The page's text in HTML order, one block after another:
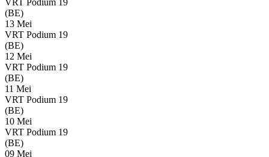
VRT Podium 19
(BE)
13 Mei
VRT Podium 19
(BE)
12 Mei
VRT Podium 19
(BE)
11 Mei
VRT Podium 19
(BE)
10 Mei
VRT Podium 19
(BE)
09 Mei